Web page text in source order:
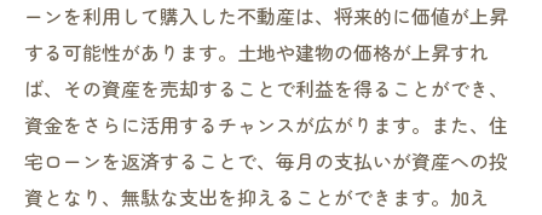
ーンを利用して購入した不動産は、将来的に価値が上昇
する可能性があります。土地や建物の価格が上昇すれ
ば、その資産を売却することで利益を得ることができ、
資金をさらに活用するチャンスが広がります。また、住
宅ローンを返済することで、毎月の支払いが資産への投
資となり、無駄な支出を抑えることができます。加え